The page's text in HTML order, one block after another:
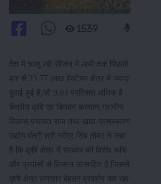
1539
देेश में चालू रबी सीजन में अभी तक पिछली
बार से 23.77 लाख हेक्टेयर क्षेत्र में ज्यादा
बुवाई हुई है,जो 9.84 प्रतिशत अधिक है।
केंद्रीय कृषि एवं किसान कल्याण,ग्रामीण
विकास,पंचायत राज तथा खाद्य प्रसंस्करण
उद्योग मंत्री श्री नरेंद्र सिंह तोमर ने कहा
है कि कृषि क्षेत्र में सरकार की विशेष रूचि
और प्रयासों से किसान उत्साहित हैं,जिससे
कृषि क्षेत्र लगातार बेहतर प्रदर्शन कर रहा